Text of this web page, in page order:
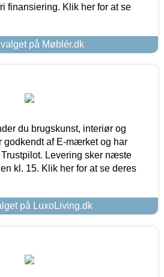
finansiering. Klik her for at se
på Møblér.dk
du brugskunst, interiør og
godkendt af E-mærket og har
Levering sker næste
kl. 15. Klik her for at se deres
på LuxoLiving.dk